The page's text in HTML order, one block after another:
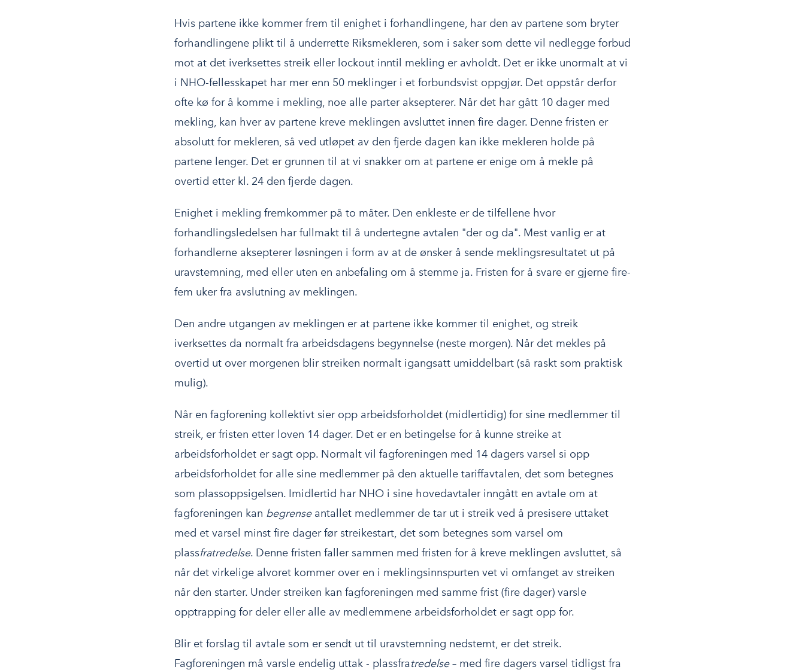
Hvis partene ikke kommer frem til enighet i forhandlingene, har den av partene som bryter
forhandlingene plikt til å underrette Riksmekleren, som i saker som dette vil nedlegge forbud
mot at det iverksettes streik eller lockout inntil mekling er avholdt. Det er ikke unormalt at vi
i NHO-fellesskapet har mer enn 50 meklinger i et forbundsvist oppgjør. Det oppstår derfor
ofte kø for å komme i mekling, noe alle parter aksepterer. Når det har gått 10 dager med
mekling, kan hver av partene kreve meklingen avsluttet innen fire dager. Denne fristen er
absolutt for mekleren, så ved utløpet av den fjerde dagen kan ikke mekleren holde på
partene lenger. Det er grunnen til at vi snakker om at partene er enige om å mekle på
overtid etter kl. 24 den fjerde dagen.
Enighet i mekling fremkommer på to måter. Den enkleste er de tilfellene hvor
forhandlingsledelsen har fullmakt til å undertegne avtalen "der og da". Mest vanlig er at
forhandlerne aksepterer løsningen i form av at de ønsker å sende meklingsresultatet ut på
uravstemning, med eller uten en anbefaling om å stemme ja. Fristen for å svare er gjerne fire-
fem uker fra avslutning av meklingen.
Den andre utgangen av meklingen er at partene ikke kommer til enighet, og streik
iverksettes da normalt fra arbeidsdagens begynnelse (neste morgen). Når det mekles på
overtid ut over morgenen blir streiken normalt igangsatt umiddelbart (så raskt som praktisk
mulig).
Når en fagforening kollektivt sier opp arbeidsforholdet (midlertidig) for sine medlemmer til
streik, er fristen etter loven 14 dager. Det er en betingelse for å kunne streike at
arbeidsforholdet er sagt opp. Normalt vil fagforeningen med 14 dagers varsel si opp
arbeidsforholdet for alle sine medlemmer på den aktuelle tariffavtalen, det som betegnes
som plassoppsigelsen. Imidlertid har NHO i sine hovedavtaler inngått en avtale om at
fagforeningen kan begrenseantallet medlemmer de tar ut i streik ved å presisere uttaket
med et varsel minst fire dager før streikestart, det som betegnes som varsel om
plassfratredelse. Denne fristen faller sammen med fristen for å kreve meklingen avsluttet, så
når det virkelige alvoret kommer over en i meklingsinnspurten vet vi omfanget av streiken
når den starter. Under streiken kan fagforeningen med samme frist (fire dager) varsle
opptrapping for deler eller alle av medlemmene arbeidsforholdet er sagt opp for.
Blir et forslag til avtale som er sendt ut til uravstemning nedstemt, er det streik.
Fagforeningen må varsle endelig uttak - plassfratredelse– med fire dagers varsel tidligst fra